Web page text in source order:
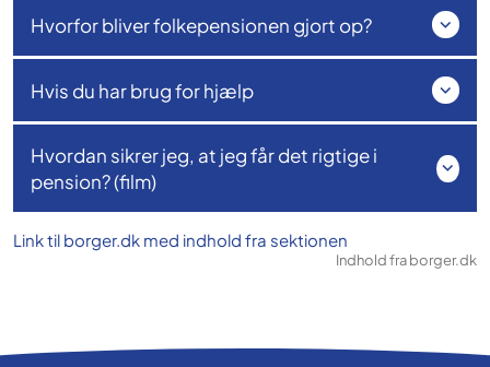
Hvorfor bliver folkepensionen gjort op?
Hvis du har brug for hjælp
Hvordan sikrer jeg, at jeg får det rigtige i
pension? (film)
Link til borger.dk med indhold fra sektionen